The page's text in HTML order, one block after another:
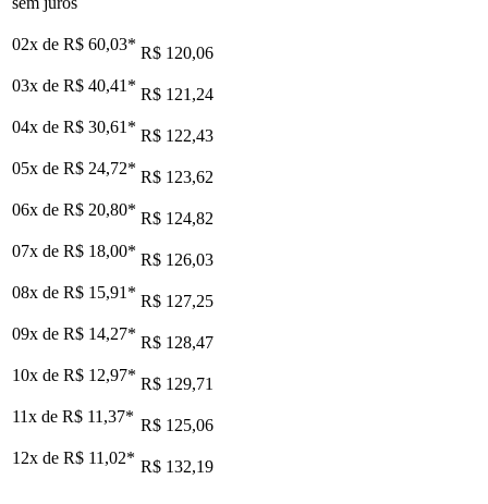
02x de R$ 60,03* R$ 120,06
03x de R$ 40,41 * R$ 121,24
04x de R$ 30,61 * R$ 122,43
05x de R$ 24,72* R$ 123,62
06x de R$ 20,80* R$ 124,82
07x de R$ 18,00* R$ 126,03
08x de R$ 15,91 * R$ 127,25
09x de R$ 14,27* R$ 128,47
10x de R$ 12,97* R$ 129,71
11x de R$ 11,37* R$ 125,06
12x de R$ 11,02* R$ 132,19